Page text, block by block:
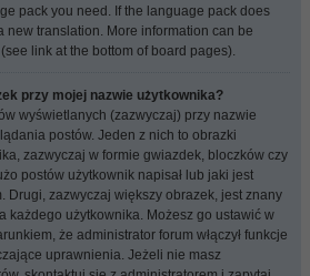
pack you need. If the language pack does
new translation. More information can be
link at the bottom of board pages).
przy mojej nazwie użytkownika?
wyświetlanych (zazwyczaj) przy nazwie
postów. Jeden z nich to obrazki
zazwyczaj w formie gwiazdek, bloczków czy
postów użytkownik napisał lub jaki jest
Drugi, zazwyczaj większy obrazek, jest znany
każdego użytkownika. Możesz go ustawić w
że administrator forum włączył funkcje
uprawnienia. Jeżeli nie masz